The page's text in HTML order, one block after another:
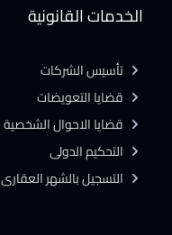
الخدمات القانونية
تأسيس الشركات
قضايا التعويضات
قضايا الاحوال الشخصية
التحكيم الدولى
التسجيل بالشهر العقارى